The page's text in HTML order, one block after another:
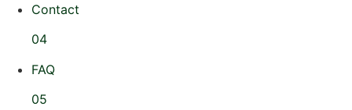
Contact
04
FAQ
05